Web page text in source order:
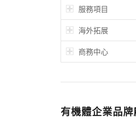
服務項目
海外拓展
商務中心
有機體企業品牌